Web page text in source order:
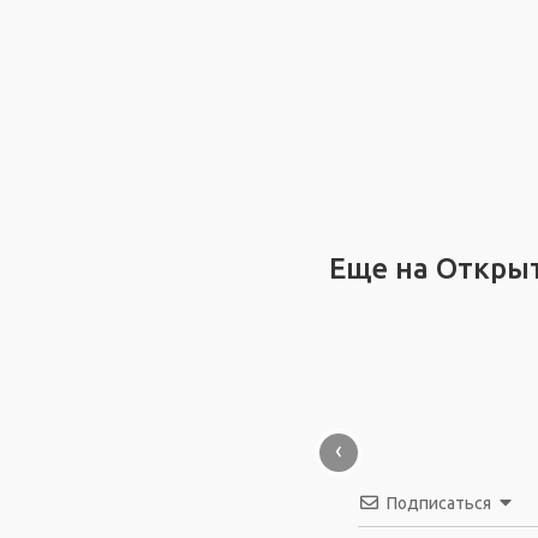
Еще на
‹
Подписаться